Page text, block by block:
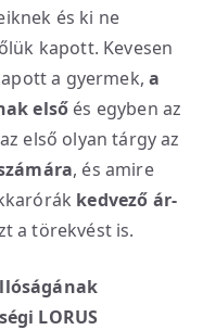
és ki ne
kapott. Kevesen
a gyermek,a
első és egyben az
első olyan tárgy az
, és amire
kedvező ár-
a törekvést is.
LORUS